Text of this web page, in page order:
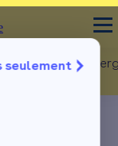
seulement
Rénovation